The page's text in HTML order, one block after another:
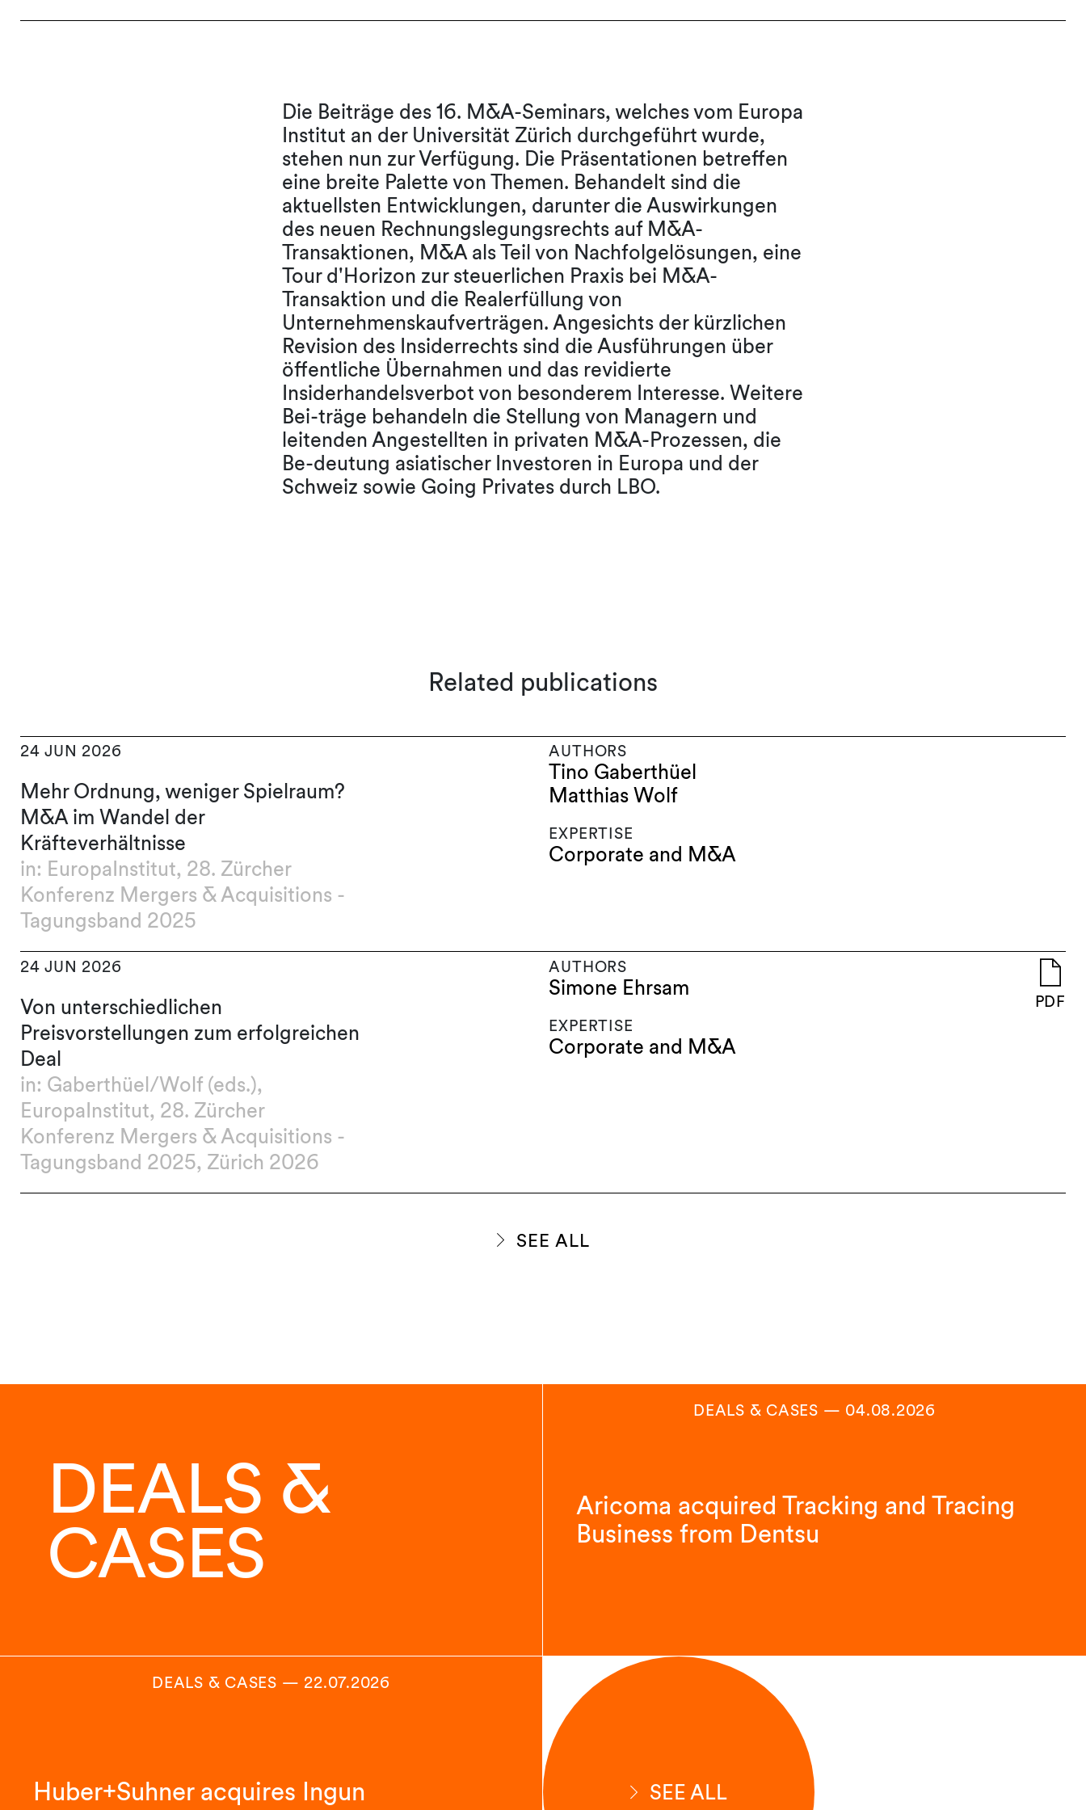
Die Beiträge des 16. M&A-Seminars, welches vom Europa
Institut an der Universität Zürich durchgeführt wurde,
stehen nun zur Verfügung. Die Präsentationen betreffen
eine breite Palette von Themen. Behandelt sind die
aktuellsten Entwicklungen, darunter die Auswirkungen
des neuen Rechnungslegungsrechts auf M&A-
Transaktionen, M&A als Teil von Nachfolgelösungen, eine
Tour d'Horizon zur steuerlichen Praxis bei M&A-
Transaktion und die Realerfüllung von
Unternehmenskaufverträgen. Angesichts der kürzlichen
Revision des Insiderrechts sind die Ausführungen über
öffentliche Übernahmen und das revidierte
Insiderhandelsverbot von besonderem Interesse. Weitere
Bei-träge behandeln die Stellung von Managern und
leitenden Angestellten in privaten M&A-Prozessen, die
Be-deutung asiatischer Investoren in Europa und der
Schweiz sowie Going Privates durch LBO.
Related publications
24 JUN 2026
Mehr Ordnung, weniger Spielraum?
M&A im Wandel der
Kräfteverhältnisse
in: EuropaInstitut, 28. Zürcher
Konferenz Mergers & Acquisitions -
Tagungsband 2025
AUTHORS
Tino Gaberthüel
Matthias Wolf
EXPERTISE
Corporate and M&A
24 JUN 2026
Von unterschiedlichen
Preisvorstellungen zum erfolgreichen
Deal
in: Gaberthüel/Wolf (eds.),
EuropaInstitut, 28. Zürcher
Konferenz Mergers & Acquisitions -
Tagungsband 2025, Zürich 2026
AUTHORS
Simone Ehrsam
EXPERTISE
Corporate and M&A
PDF
SEE ALL
DEALS &
CASES
DEALS & CASES — 04.08.2026
Aricoma acquired Tracking and Tracing
Business from Dentsu
DEALS & CASES — 22.07.2026
Huber+Suhner acquires Ingun SEE ALL